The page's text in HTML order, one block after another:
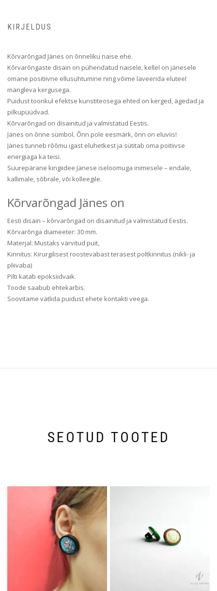
KIRJELDUS
Kõrvarõngad Jänes on õnneliku naise ehe.
Kõrvarõngaste disain on pühendatud naisele, kellel on jänesele
omane positiivne ellusuhtumine ning võime laveerida eluteel
mängleva kergusega.
Puidust toorikul efektse kunstiteosega ehted on kerged, ägedad ja
pilkupüüdvad.
Kõrvarõngad on disainitud ja valmistatud Eestis.
Jänes on õnne sümbol. Õnn pole eesmärk, õnn on eluviis!
Jänes tunneb rõõmu igast eluhetkest ja sütitab oma poitiivse
energiaga ka teisi.
Suurepärane kingiidee Jänese iseloomuga inimesele – endale,
kallimale, sõbrale, või kolleegile.
Kõrvarõngad Jänes on
Eesti disain – kõrvarõngad on disainitud ja valmistatud Eestis.
Kõrvarõnga diameeter: 30 mm.
Materjal: Mustaks värvitud puit,
Kinnitus: Kirurgilisest roostevabast terasest poltkinnitus (nikli- ja
pliivaba)
Pilti katab epoksiidvaik.
Toode saabub ehtekarbis.
Soovitame vätlida puidust ehete kontakti veega.
SEOTUD TOOTED